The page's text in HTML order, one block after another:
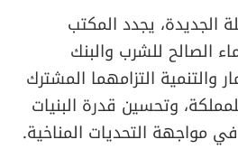
الجديدة، يجدد المكتب
الصالح للشرب والبنك
والتنمية التزامهما المشترك
وتحسين قدرة البنيات
مواجهة التحديات المناخية.